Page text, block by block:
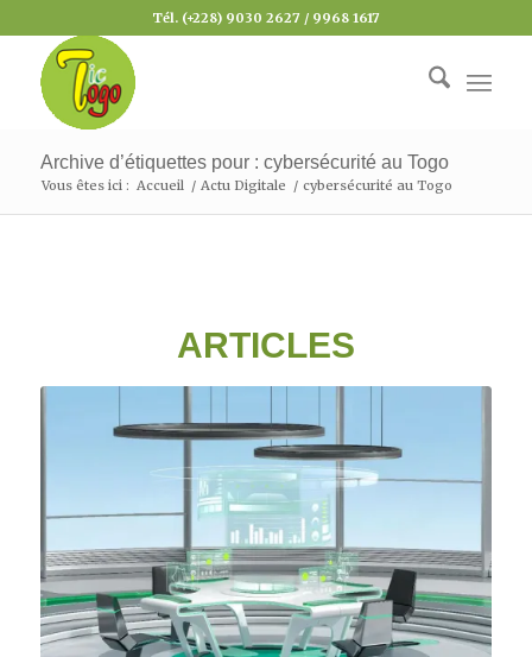
Tél. (+228) 9030 2627 / 9968 1617
Archive d’étiquettes pour : cybersécurité au Togo
Vous êtes ici : Accueil / Actu Digitale / cybersécurité au Togo
ARTICLES